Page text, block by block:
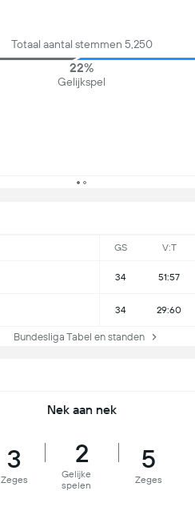
GS V:T
34 51:57
34 29:60
Bundesliga Tabel en standen
Totaal aantal stemmen 5,250
22%
Gelijkspel
Nek aan nek
3
Zeges
2
Gelijke
spelen
5
Zeges